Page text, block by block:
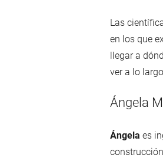
Las
en los que
llegar a
ver a lo
Ángela
Ángela es